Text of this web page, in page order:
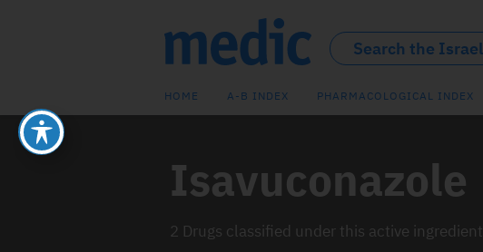
HOME A-B INDEX PHARMACOLOGICAL INDEX
Isavuconazole
2 Drugs classified under this active ingredient